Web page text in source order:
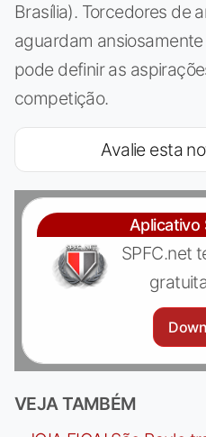
Brasília). Torcedores de
aguardam
pode definir as
competição.
Avalie esta
Aplicativo
SPFC.net
VEJA TAMBÉM